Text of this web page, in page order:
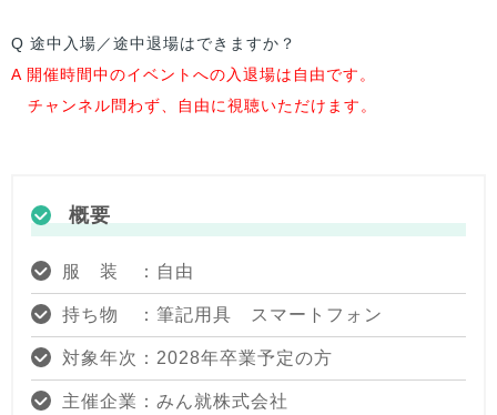
Q 途中入場／途中退場はできますか？
A 開催時間中のイベントへの入退場は自由です。
チャンネル問わず、自由に視聴いただけます。
概要
服 装 ：自由
持ち物 ：筆記用具 スマートフォン
対象年次：2028年卒業予定の方
主催企業：みん就株式会社